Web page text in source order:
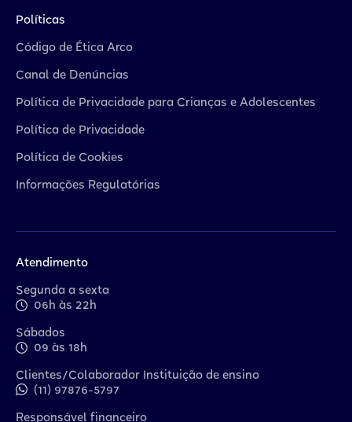
Políticas
Código de Ética Arco
Canal de Denúncias
Política de Privacidade para Crianças e Adolescentes
Política de Privacidade
Política de Cookies
Informações Regulatórias
Atendimento
Segunda a sexta
06h às 22h
Sábados
09 às 18h
Clientes/Colaborador Instituição de ensino
(11) 97876-5797
Responsável financeiro